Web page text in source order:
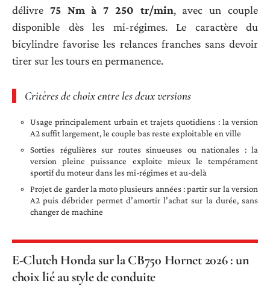
délivre 75 Nm à 7 250 tr/min, avec un couple
disponible dès les mi-régimes. Le caractère du
bicylindre favorise les relances franches sans devoir
tirer sur les tours en permanence.
Critères de choix entre les deux versions
Usage principalement urbain et trajets quotidiens : la version
A2 suffit largement, le couple bas reste exploitable en ville
Sorties régulières sur routes sinueuses ou nationales : la
version pleine puissance exploite mieux le tempérament
sportif du moteur dans les mi-régimes et au-delà
Projet de garder la moto plusieurs années : partir sur la version
A2 puis débrider permet d’amortir l’achat sur la durée, sans
changer de machine
E-Clutch Honda sur la CB750 Hornet 2026 : un
choix lié au style de conduite